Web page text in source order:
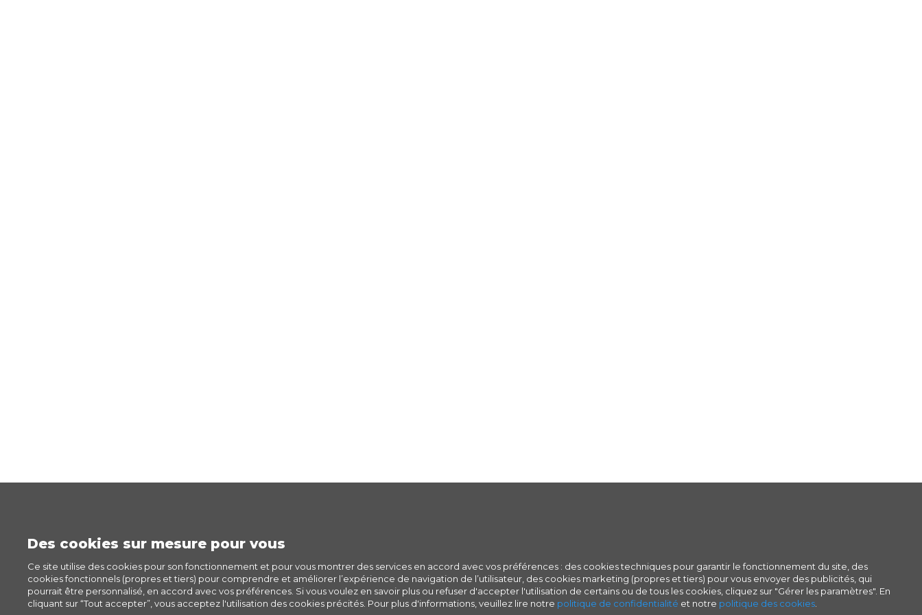
Des cookies sur mesure pour vous
Ce site utilise des cookies pour son fonctionnement et pour vous montrer des services en accord avec vos préférences : des cookies techniques pour garantir le fonctionnement du site, des
cookies fonctionnels (propres et tiers) pour comprendre et améliorer l’expérience de navigation de l’utilisateur, des cookies marketing (propres et tiers) pour vous envoyer des publicités, qui
pourrait être personnalisé, en accord avec vos préférences. Si vous voulez en savoir plus ou refuser d'accepter l'utilisation de certains ou de tous les cookies, cliquez sur "Gérer les paramètres". En
cliquant sur “Tout accepter”, vous acceptez l'utilisation des cookies précités. Pour plus d'informations, veuillez lire notre politique de confidentialité et notre politique des cookies